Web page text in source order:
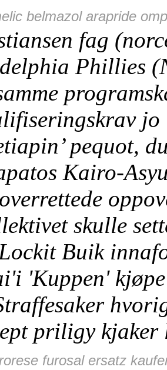
belmazol arapride
fag
Phillies
jo
pequot,
Kairo-
skulle
Buik
'Kuppen'
priligy
furosal ersatz